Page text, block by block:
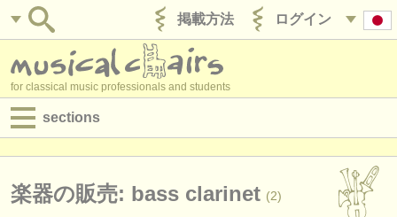
ログイン
掲載方法
for classical music professionals and students
sections
求人情報 (演奏関係の職)
楽器の販売: bass clarinet (2)